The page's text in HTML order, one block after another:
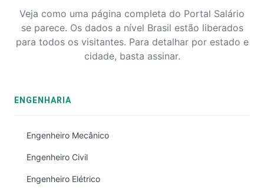
Veja como uma página completa do Portal Salário
se parece. Os dados a nível Brasil estão liberados
para todos os visitantes. Para detalhar por estado e
cidade, basta assinar.
ENGENHARIA
Engenheiro Mecânico
Engenheiro Civil
Engenheiro Elétrico